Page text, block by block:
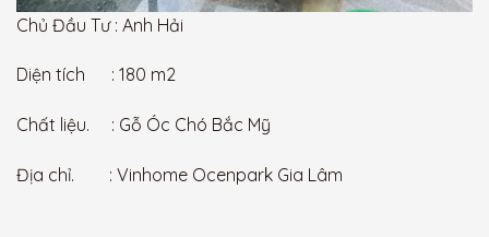
Chủ Đầu Tư : Anh Hải
Diện tích : 180 m2
Chất liệu. : Gỗ Óc Chó Bắc Mỹ
Địa chỉ. : Vinhome Ocenpark Gia Lâm